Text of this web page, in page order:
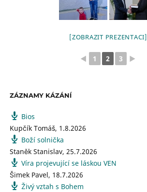
[ZOBRAZIT PREZENTACI]
◄ 1 2 3 ►
ZÁZNAMY KÁZÁNÍ
Bios
Kupčík Tomáš, 1.8.2026
Boží solnička
Staněk Stanislav, 25.7.2026
Víra projevující se láskou VEN
Šimek Pavel, 18.7.2026
Živý vztah s Bohem